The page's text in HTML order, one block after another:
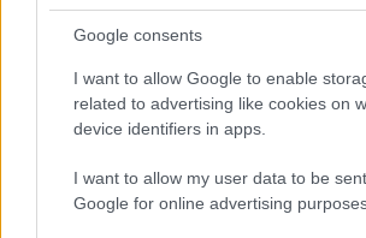
Google consents
I want to allow Google to enable
related to advertising like cookies on
device identifiers in apps.
I want to allow my user data to be
Google for online advertising
Hozzászólások
James Gunnak
vannak a DCU-s